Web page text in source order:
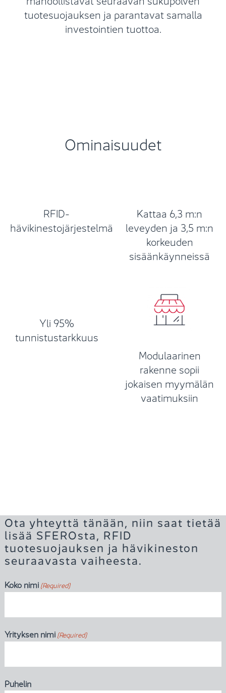
tuotesuojauksen ja parantavat samalla
investointien tuottoa.
Ominaisuudet
RFID-
hävikinestojärjestelmä
Kattaa 6,3 m:n
leveyden ja 3,5 m:n
korkeuden
sisäänkäynneissä
Yli 95%
tunnistustarkkuus
Modulaarinen
rakenne sopii
jokaisen myymälän
vaatimuksiin
Ota yhteyttä tänään, niin saat tietää
lisää SFEROsta, RFID
tuotesuojauksen ja hävikineston
seuraavasta vaiheesta.
Koko nimi(Required)
Yrityksen nimi(Required)
Puhelin